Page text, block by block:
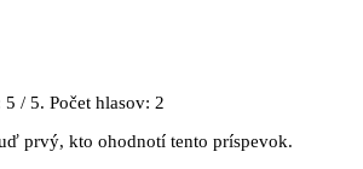
5 / 5. Počet hlasov: 2
prvý, kto ohodnotí tento príspevok.